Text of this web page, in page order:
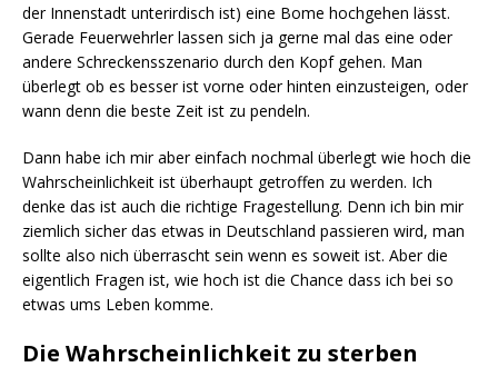
der Innenstadt unterirdisch ist) eine Bome hochgehen lässt.
Gerade Feuerwehrler lassen sich ja gerne mal das eine oder
andere Schreckensszenario durch den Kopf gehen. Man
überlegt ob es besser ist vorne oder hinten einzusteigen, oder
wann denn die beste Zeit ist zu pendeln.
Dann habe ich mir aber einfach nochmal überlegt wie hoch die
Wahrscheinlichkeit ist überhaupt getroffen zu werden. Ich
denke das ist auch die richtige Fragestellung. Denn ich bin mir
ziemlich sicher das etwas in Deutschland passieren wird, man
sollte also nich überrascht sein wenn es soweit ist. Aber die
eigentlich Fragen ist, wie hoch ist die Chance dass ich bei so
etwas ums Leben komme.
Die Wahrscheinlichkeit zu sterben